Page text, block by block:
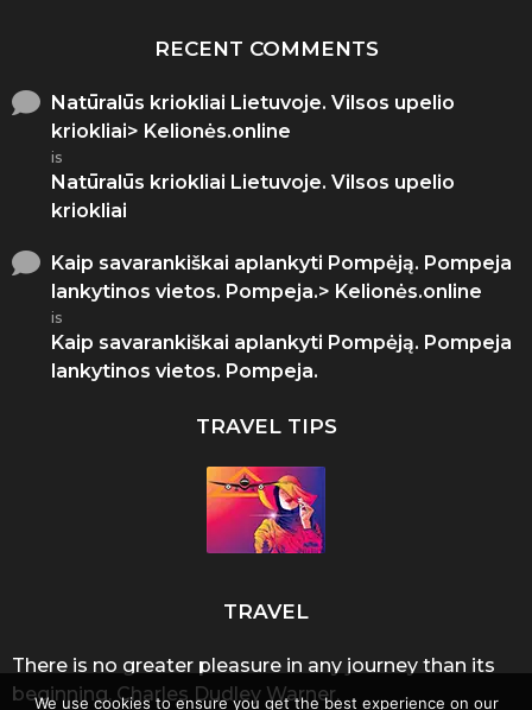
RECENT COMMENTS
Natūralūs kriokliai Lietuvoje. Vilsos upelio
kriokliai> Kelionės.online
is
Natūralūs kriokliai Lietuvoje. Vilsos upelio
kriokliai
Kaip savarankiškai aplankyti Pompėją. Pompeja
lankytinos vietos. Pompeja.> Kelionės.online
is
Kaip savarankiškai aplankyti Pompėją. Pompeja
lankytinos vietos. Pompeja.
TRAVEL TIPS
TRAVEL
There is no greater pleasure in any journey than its
beginning. Charles Dudley Warner.
We use cookies to ensure you get the best experience on our